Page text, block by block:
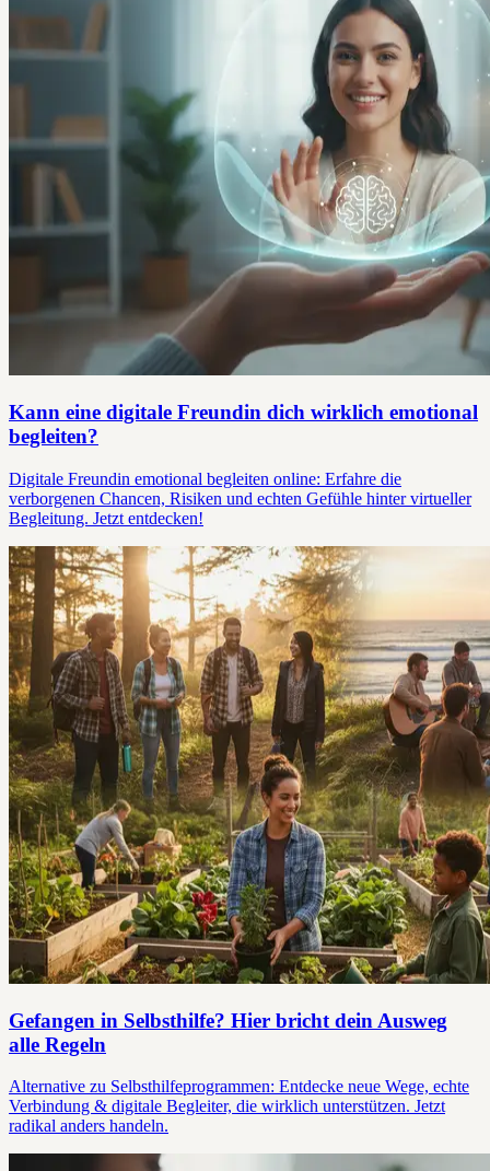
Kann eine digitale Freundin dich wirklich emotional
begleiten?
Digitale Freundin emotional begleiten online: Erfahre die
verborgenen Chancen, Risiken und echten Gefühle hinter virtueller
Begleitung. Jetzt entdecken!
Gefangen in Selbsthilfe? Hier bricht dein Ausweg
alle Regeln
Alternative zu Selbsthilfeprogrammen: Entdecke neue Wege, echte
Verbindung & digitale Begleiter, die wirklich unterstützen. Jetzt
radikal anders handeln.